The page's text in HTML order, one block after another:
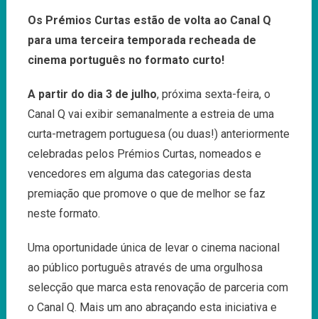
Temporada
Dos
Prémios
No
Q
Estreia
A
3
Os Prémios Curtas estão de volta ao Canal Q
para uma terceira temporada recheada de
cinema português no formato curto!
A partir do dia 3 de julho, próxima sexta-feira, o
Canal Q vai exibir semanalmente a estreia de uma
curta-metragem portuguesa (ou duas!) anteriormente
celebradas pelos Prémios Curtas, nomeados e
vencedores em alguma das categorias desta
premiação que promove o que de melhor se faz
neste formato.
Uma oportunidade única de levar o cinema nacional
ao público português através de uma orgulhosa
selecção que marca esta renovação de parceria com
o Canal Q. Mais um ano abraçando esta iniciativa e